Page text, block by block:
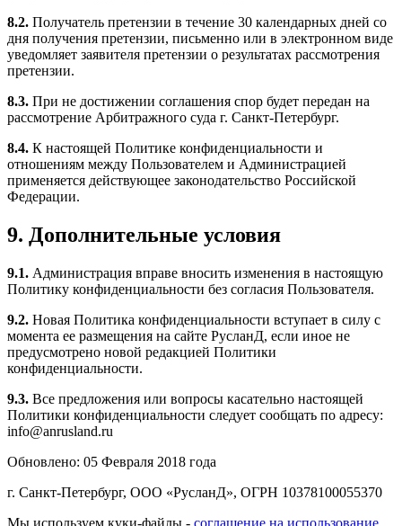
8.2. Получатель претензии в течение 30 календарных дней со
дня получения претензии, письменно или в электронном виде
уведомляет заявителя претензии о результатах рассмотрения
претензии.
8.3. При не достижении соглашения спор будет передан на
рассмотрение Арбитражного суда г. Санкт-Петербург.
8.4. К настоящей Политике конфиденциальности и
отношениям между Пользователем и Администрацией
применяется действующее законодательство Российской
Федерации.
9. Дополнительные условия
9.1. Администрация вправе вносить изменения в настоящую
Политику конфиденциальности без согласия Пользователя.
9.2. Новая Политика конфиденциальности вступает в силу с
момента ее размещения на сайте РусланД, если иное не
предусмотрено новой редакцией Политики
конфиденциальности.
9.3. Все предложения или вопросы касательно настоящей
Политики конфиденциальности следует сообщать по адресу:
info@anrusland.ru
Обновлено: 05 Февраля 2018 года
г. Санкт-Петербург, ООО «РусланД», ОГРН 10378100055370
Мы используем куки-файлы - соглашение на использование